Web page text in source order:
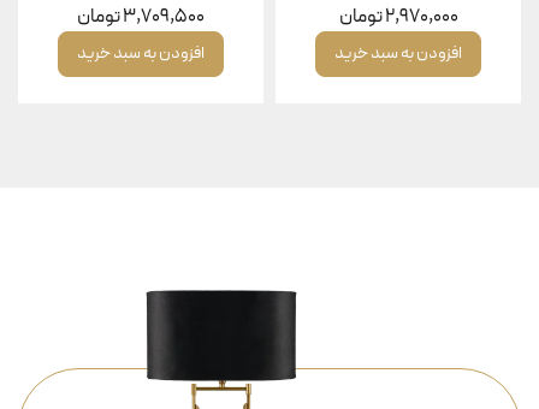
2,970,000تومان
افزودن به سبد خرید
3,709,500تومان
افزودن به سبد خرید